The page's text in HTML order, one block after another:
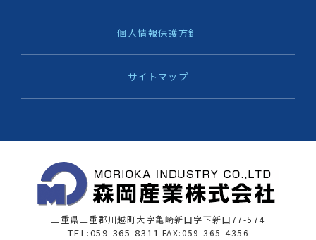
個人情報保護方針
サイトマップ
三重県三重郡川越町大字亀崎新田字下新田77-574
TEL:059-365-8311 FAX:059-365-4356